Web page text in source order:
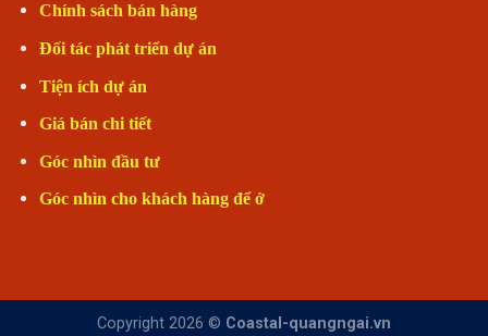
Chính sách bán hàng
Đối tác phát triển dự án
Tiện ích dự án
Giá bán chi tiết
Góc nhìn đầu tư
Góc nhìn cho khách hàng để ở
Copyright 2026 © Coastal-quangngai.vn